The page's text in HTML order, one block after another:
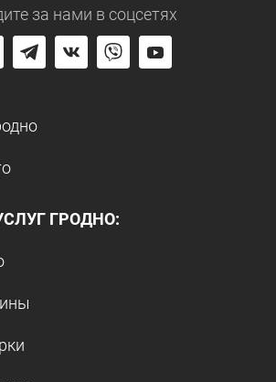
за нами в соцсетях
ГРОДНО: